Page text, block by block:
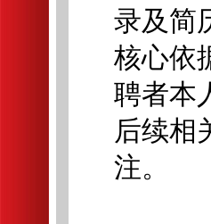
录及简
核心依
聘者本
后续相
注。